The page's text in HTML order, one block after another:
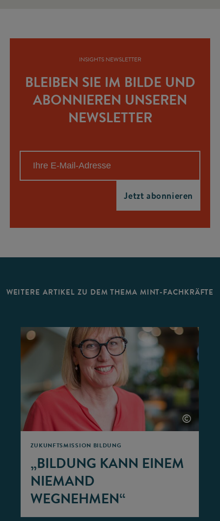
INSIGHTS NEWSLETTER
BLEIBEN SIE IM BILDE UND
ABONNIEREN UNSEREN
NEWSLETTER
WEITERE ARTIKEL ZU DEM THEMA MINT-FACHKRÄFTE
ZUKUNFTSMISSION BILDUNG
„BILDUNG KANN EINEM
NIEMAND
WEGNEHMEN“
©